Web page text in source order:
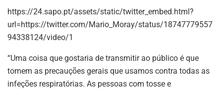
https://24.sapo.pt/assets/static/twitter_embed.html?
url=https://twitter.com/Mario_Moray/status/18747779557
94338124/video/1
“Uma coisa que gostaria de transmitir ao público é que
tomem as precauções gerais que usamos contra todas as
infeções respiratórias. As pessoas com tosse e